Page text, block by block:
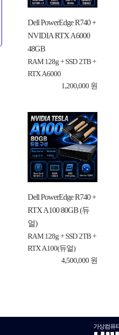
Dell PowerEdge R740 +
NVIDIA RTX A6000
48GB
RAM 128g + SSD 2TB +
RTX A6000
1,200,000 원
Dell PowerEdge R740 +
RTX A100 80GB (듀
얼)
RAM 128g + SSD 2TB +
RTX A100(듀얼)
4,500,000 원
가상컴퓨